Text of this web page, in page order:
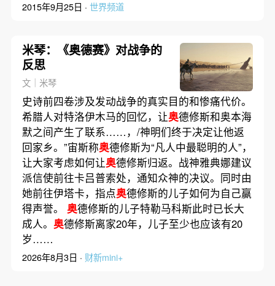
2015年9月25日 · 世界频道
米琴：《奥德赛》对战争的
反思
文｜米琴
史诗前四卷涉及发动战争的真实目的和惨痛代价。
希腊人对特洛伊木马的回忆，让奥德修斯和奥本海
默之间产生了联系……，/神明们终于决定让他返
回家乡。”宙斯称奥德修斯为“凡人中最聪明的人”，
让大家考虑如何让奥德修斯归返。战神雅典娜建议
派信使前往卡吕普索处，通知众神的决议。同时由
她前往伊塔卡，指点奥德修斯的儿子如何为自己赢
得声誉。 奥德修斯的儿子特勒马科斯此时已长大
成人。 奥德修斯离家20年，儿子至少也应该有20
岁……
2026年8月3日 · 财新mini+